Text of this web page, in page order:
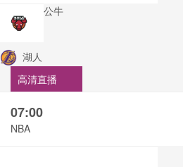
公牛
湖人
高清直播
07:00
NBA